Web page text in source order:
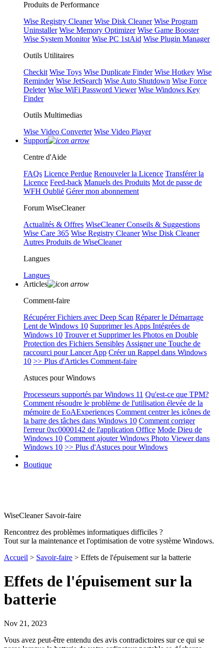
Produits de Performance
Wise Registry Cleaner Wise Disk Cleaner Wise Program
Uninstaller Wise Memory Optimizer Wise Game Booster
Wise System Monitor Wise PC 1stAid Wise Plugin Manager
Outils Utilitaires
Checkit Wise Toys Wise Duplicate Finder Wise Hotkey Wise
Reminder Wise JetSearch Wise Auto Shutdown Wise Force
Deleter Wise WiFi Password Viewer Wise Windows Key
Finder
Outils Multimedias
Wise Video Converter Wise Video Player
Support
Centre d'Aide
FAQs Licence Perdue Renouveler la Licence Transférer la
Licence Feed-back Manuels des Produits Mot de passe de
WFH Oublié Gérer mon abonnement
Forum WiseCleaner
Actualités & Offres WiseCleaner Conseils & Suggestions
Wise Care 365 Wise Registry Cleaner Wise Disk Cleaner
Autres Produits de WiseCleaner
Langues
Langues
Articles
Comment-faire
Récupérer Fichiers avec Deep Scan Réparer le Démarrage
Lent de Windows 10 Supprimer les Apps Intégrées de
Windows 10 Trouver et Supprimer les Photos en Double
Protection des Fichiers Sensibles Assigner une Touche de
raccourci pour Lancer App Créer un Rappel dans Windows
10 >> Plus d'Articles Comment-faire
Astuces pour Windows
Processeurs supportés par Windows 11 Qu'est-ce que TPM?
Comment résoudre le problème de l'utilisation élevée de la
mémoire de EoAExperiences Comment centrer les icônes de
la barre des tâches dans Windows 10 Comment corriger
l'erreur 0xc0000142 de l'application Office Mode Dieu de
Windows 10 Comment ajouter Windows Photo Viewer dans
Windows 10 >> Plus d'Astuces pour Windows
Boutique
WiseCleaner Savoir-faire
Rencontrez des problèmes informatiques difficiles ?
Tout sur la maintenance et l'optimisation de votre système Windows.
Accueil > Savoir-faire > Effets de l'épuisement sur la batterie
Effets de l'épuisement sur la
batterie
Nov 21, 2023
Vous avez peut-être entendu des avis contradictoires sur ce qui se